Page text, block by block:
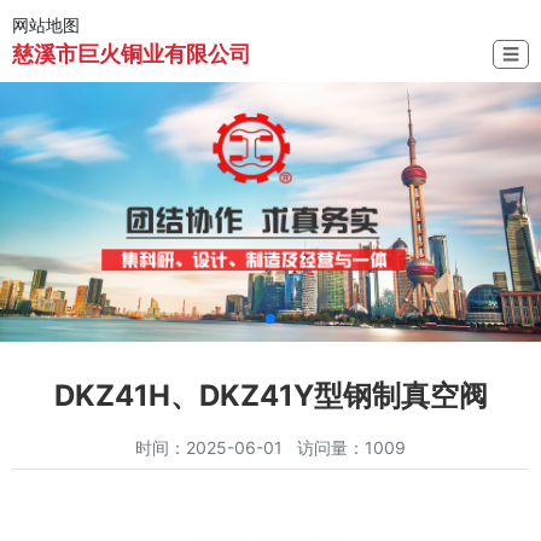
网站地图
慈溪市巨火铜业有限公司 ☰
DKZ41H、DKZ41Y型钢制真空阀
时间：2025-06-01 访问量：1009